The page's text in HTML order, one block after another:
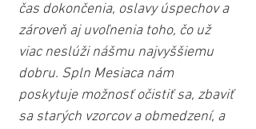
čas dokončenia, oslavy úspechov a
zároveň aj uvoľnenia toho, čo už
viac neslúži nášmu najvyššiemu
dobru. Spln Mesiaca nám
poskytuje možnosť očistiť sa, zbaviť
sa starých vzorcov a obmedzení, a